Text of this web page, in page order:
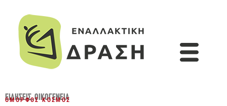
ΕΙΔΉΣΕΙΣ,ΟΙΚΟΓΈΝΕΙΑ
ΌΜΟΡΦΟΣ ΚΌΣΜΟΣ